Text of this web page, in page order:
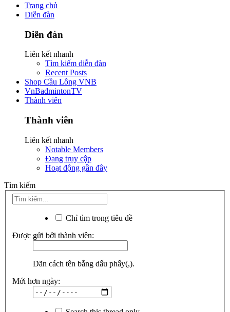
Trang chủ
Diễn đàn
Diễn đàn
Liên kết nhanh
Tìm kiếm diễn đàn
Recent Posts
Shop Cầu Lông VNB
VnBadmintonTV
Thành viên
Thành viên
Liên kết nhanh
Notable Members
Đang truy cập
Hoạt động gần đây
Tìm kiếm
Chỉ tìm trong tiêu đề
Được gửi bởi thành viên:
Dãn cách tên bằng dấu phẩy(,).
Mới hơn ngày: